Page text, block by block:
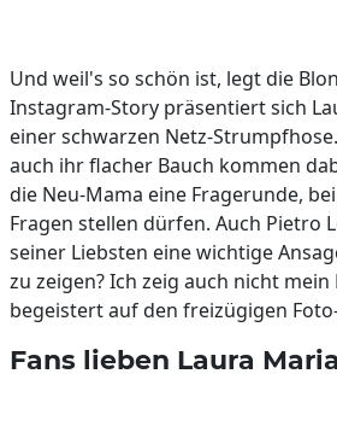
Und weil's so schön ist, legt die
Instagram-Story präsentiert sich
einer schwarzen Netz-
auch ihr flacher Bauch kommen
die Neu-Mama eine Fragerunde,
Fragen stellen dürfen. Auch Pietro
seiner Liebsten eine wichtige
zu zeigen? Ich zeig auch nicht
begeistert auf den freizügigen
Fans lieben Laura